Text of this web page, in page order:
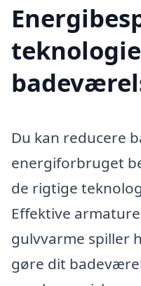
Du kan reducere
energiforbruget
de rigtige
Effektive
gulvvarme spiller
gøre dit